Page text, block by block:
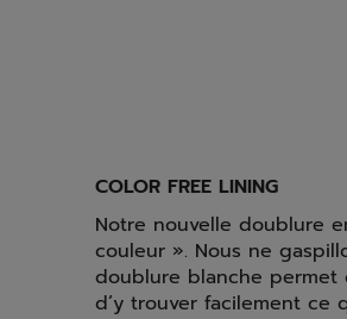
COLOR FREE LINING
Notre nouvelle doublure
couleur ». Nous ne
doublure blanche
d’y trouver facilement ce